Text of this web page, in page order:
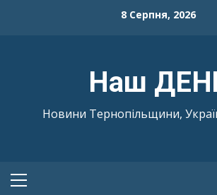
8 Серпня, 2026
Наш
Новини Тернопільщини,
Primary